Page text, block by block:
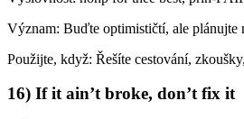
Význam: Buďte optimističtí, ale plánujte
Použijte, když: Řešíte cestování,
16) If it ain’t broke, don’t fix it